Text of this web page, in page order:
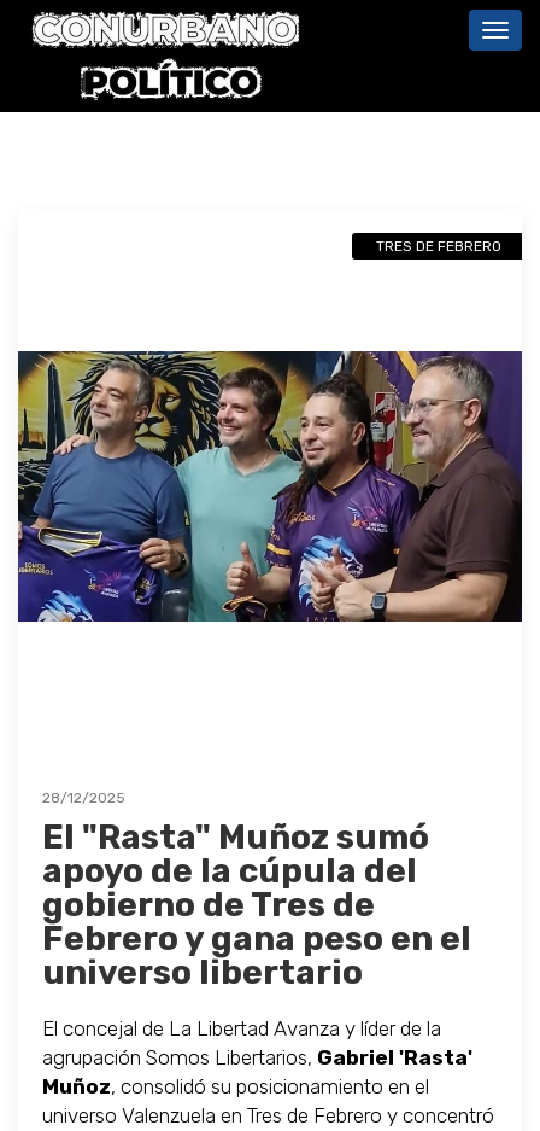
TRES DE FEBRERO
28/12/2025
El "Rasta" Muñoz sumó
apoyo de la cúpula del
gobierno de Tres de
Febrero y gana peso en el
universo libertario
El concejal de La Libertad Avanza y líder de la
agrupación Somos Libertarios, Gabriel 'Rasta'
Muñoz, consolidó su posicionamiento en el
universo Valenzuela en Tres de Febrero y concentró